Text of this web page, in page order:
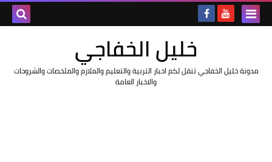
خليل الخفاجي
مدونة خليل الخفاجي تنقل لكم اخبار التربية والتعليم والملازم والملخصات والشروحات
والاخبار العامة